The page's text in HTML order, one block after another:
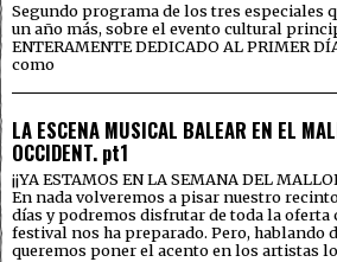
Segundo programa de los tres especiales
un año más, sobre el evento cultural
ENTERAMENTE DEDICADO AL PRIMER
como
LA ESCENA MUSICAL BALEAR EN EL
OCCIDENT. pt1
¡¡YA ESTAMOS EN LA SEMANA DEL
En nada volveremos a pisar nuestro
días y podremos disfrutar de toda la oferta
festival nos ha preparado. Pero, hablando
queremos poner el acento en los artistas